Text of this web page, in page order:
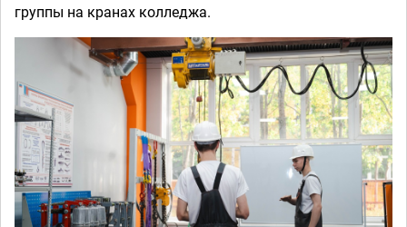
группы на кранах колледжа.